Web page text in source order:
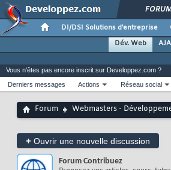
DI/DSI Solutions d'entreprise
Dév. Web
Vous n'êtes pas encore inscrit sur Developpez.com ?
Derniers messages
Actions Réseau social
Forum Webmasters -
+ Ouvrir une nouvelle discussion
Forum Contribuez